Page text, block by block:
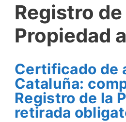
Registro de
Propiedad
Certificado de
Cataluña:
Registro de la
retirada